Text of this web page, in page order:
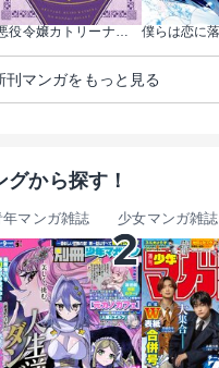
悪役令嬢カトリーナの断罪美学 1巻
刊マンガをもっと見る
から探す！
年マンガ雑誌 少女マンガ雑誌